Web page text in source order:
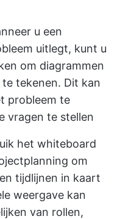
u een
uitlegt, kunt u
om diagrammen
tekenen. Dit kan
probleem te
vragen te stellen
het whiteboard
om
tijdlijnen in kaart
weergave kan
van rollen,